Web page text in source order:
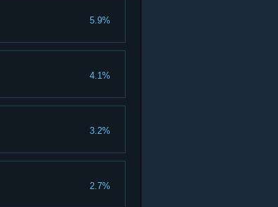
5.9%
4.1%
3.2%
2.7%